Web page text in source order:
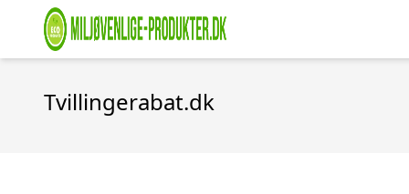
Tvillingerabat.dk